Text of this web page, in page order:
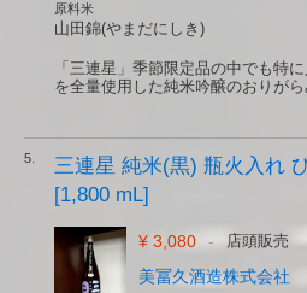
原料米
山田錦(やまだにしき)
「三連星」季節限定品の中でも特
を全量使用した純米吟醸のおりが
5.
三連星 純米(黒) 瓶火入れ
[1,800 mL]
¥ 3,080 - 店頭販売
美冨久酒造株式会社